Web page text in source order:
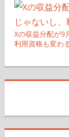
Xの収益分配が9
利用資格も変わ